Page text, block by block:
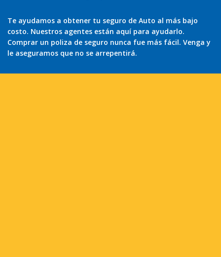
Te ayudamos a obtener tu seguro de Auto al más bajo
costo. Nuestros agentes están aquí para ayudarlo.
Comprar un poliza de seguro nunca fue más fácil. Venga y
le aseguramos que no se arrepentirá.